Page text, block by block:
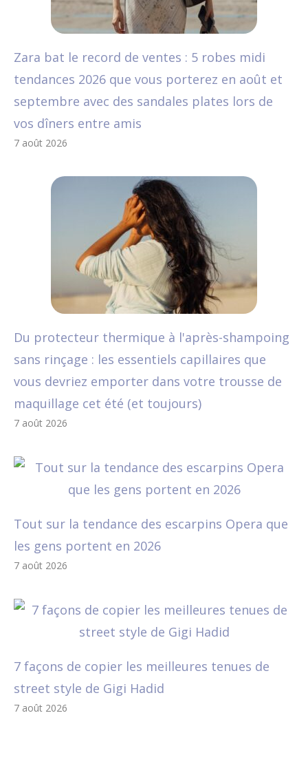
Zara bat le record de ventes : 5 robes midi
tendances 2026 que vous porterez en août et
septembre avec des sandales plates lors de
vos dîners entre amis
7 août 2026
Du protecteur thermique à l'après-shampoing
sans rinçage : les essentiels capillaires que
vous devriez emporter dans votre trousse de
maquillage cet été (et toujours)
7 août 2026
Tout sur la tendance des escarpins Opera que
les gens portent en 2026
7 août 2026
7 façons de copier les meilleures tenues de
street style de Gigi Hadid
7 août 2026